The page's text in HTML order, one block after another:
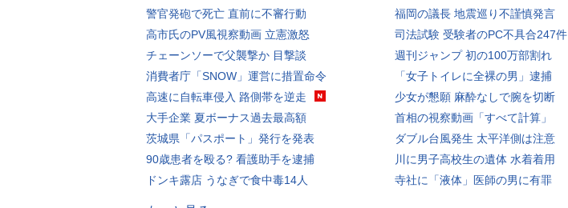
警官発砲で死亡 直前に不審行動
高市氏のPV風視察動画 立憲激怒
チェーンソーで父襲撃か 目撃談
消費者庁「SNOW」運営に措置命令
高速に自転車侵入 路側帯を逆走
大手企業 夏ボーナス過去最高額
茨城県「パスポート」発行を発表
90歳患者を殴る? 看護助手を逮捕
ドンキ露店 うなぎで食中毒14人
福岡の議長 地震巡り不謹慎発言
司法試験 受験者のPC不具合247件
週刊ジャンプ 初の100万部割れ
「女子トイレに全裸の男」逮捕
少女が懇願 麻酔なしで腕を切断
首相の視察動画「すべて計算」
ダブル台風発生 太平洋側は注意
川に男子高校生の遺体 水着着用
寺社に「液体」医師の男に有罪